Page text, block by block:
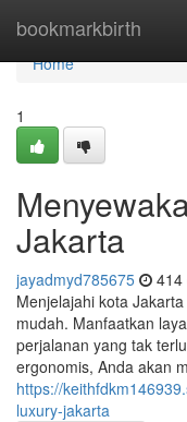
bookmarkbirth
Home
Home
1
Jakarta
jayadmyd785675 414
Menjelajahi kota
mudah. Manfaatkan
perjalanan yang tak
ergonomis, Anda akan
https://
luxury-jakarta